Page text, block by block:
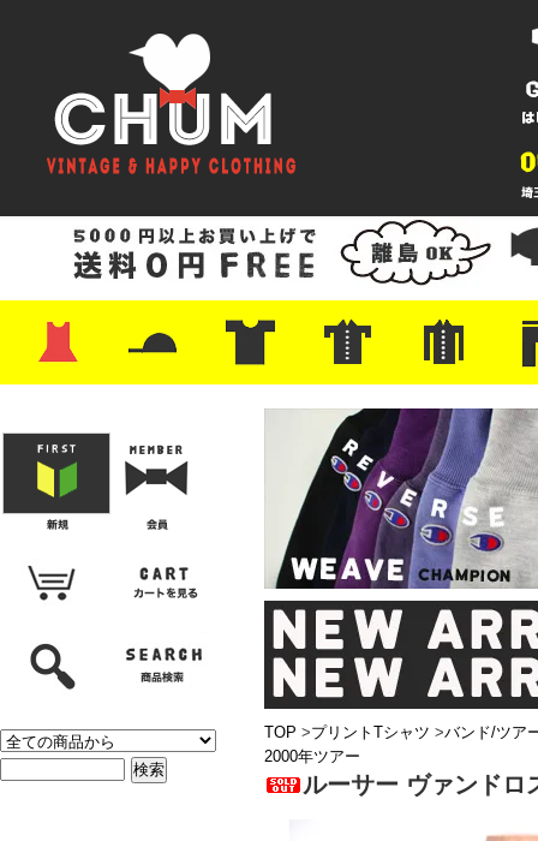
・レザーシューズ/スニーカー
・プリントTシャツ
・バンド/ツアー
・キャラクター
・Nike/adidas/スポーツ
・チャンピオン
・サーフ/スケート
・ボーダー/総柄/無地
・フットボール/リンガー
・タンクトップ/NBA・ポロシャツ
・半袖シャツ
・アロハ/サーフ/ボーリング
・ラルフ/ブランド
・無地/チェック/ストラ
・ワーク/ミリタリー/ウ
・ネル/ウール ・ショ
・アウ
・ジー
・
・ミリ
・コー
・コッ
・オー
・ジャ
ン
TOP >プリントTシャツ >バンド/ツア
2000年ツアー
ルーサー ヴァンドロ